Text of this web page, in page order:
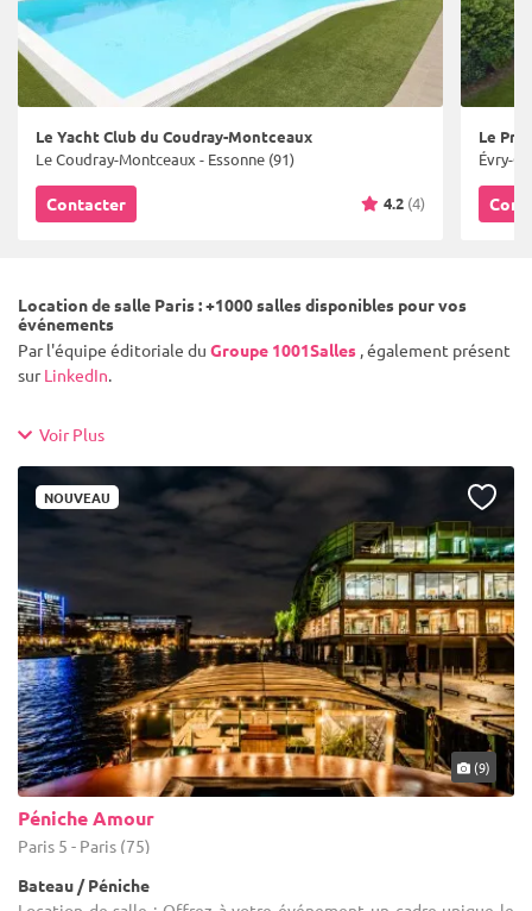
Le Yacht Club du Coudray-Montceaux
Le Coudray-Montceaux - Essonne (91)
Contacter 4.2 (4)
Le
Évry-
Location de salle Paris : +1000 salles disponibles pour vos
événements
Par l'équipe éditoriale du Groupe 1001Salles , également présent
surLinkedIn.
Voir Plus
NOUVEAU
(9)
Péniche Amour
Paris 5 - Paris (75)
Bateau / Péniche